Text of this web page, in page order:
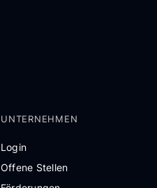
UNTERNEHMEN
Login
Offene Stellen